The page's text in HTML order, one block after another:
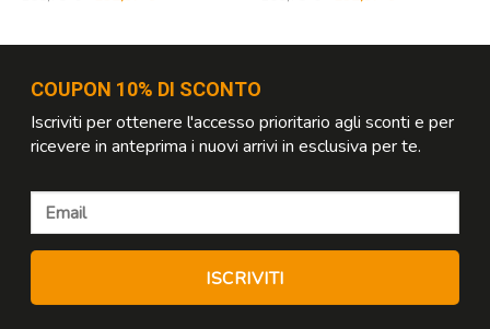
prezzo
155,73 €.132,37 €.
prezzo
155,73 €.132,37 €.
COUPON 10% DI SCONTO
Iscriviti per ottenere l'accesso prioritario agli sconti e per
ricevere in anteprima i nuovi arrivi in esclusiva per te.